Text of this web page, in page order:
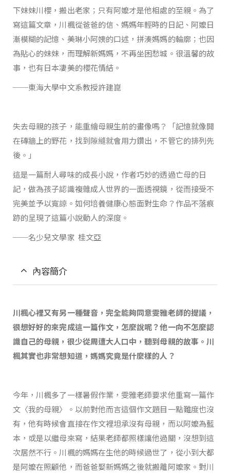
下妹妹川櫻，搬出老家；只有阿嬤才是他相處的至親。為了
寫這篇文章，川楓從爸爸的信、媽媽年輕時的日記、阿嬤日
漸模糊的記憶、美琳小阿姨的口述，拼湊媽媽的輪廓；也因
為貼心的妹妹，而理解新媽媽，不再坐困愁城。很溫馨的故
事，也有日本凄美的櫻花情結。
──東海大學中文系教授許建崑
失去母親的孩子，能重繪母親生前的畫像嗎？「記憶就像開
在磚牆上的野花，找到隙縫就會用力鑽出，不管它的排列先
後。」
這是一篇耐人尋味的成長小說，作者巧妙的透過亡母的日
記，做為孩子認識複雜成人世界的一面透視鏡，從而接受不
完美並予以寬諒。如何培養健康心態面對生命？作品不落痕
跡的呈現了這篇小說動人的深度。
──名少兒文學家 桂文亞
內容簡介
川楓心裡又有另一種聲音，完全能夠同意雯雅老師的提議，
很想好好的來完成這一篇作文，怎麼說呢？他一向不怎麼認
識自己的母親，很少從周遭大人口中，聽到母親的故事。川
楓其實也非常想知道，媽媽究竟是什麼樣的人？
今年，川楓多了一樣暑假作業，雯雅老師要求他重寫一篇作
文〈我的母親〉。以前對他而言這個作文題目一點難度也沒
有，他有時候會直接在作文裡坦承沒有母親，而以阿嬤為藍
本，或是以繼母來寫，結果老師都照樣讓他過關，沒想到這
次居然不行。川楓的媽媽在生他的時候過世了，從小到大都
是阿嬤在照顧他，而爸爸娶新媽媽之後就搬離阿嬤家。對川